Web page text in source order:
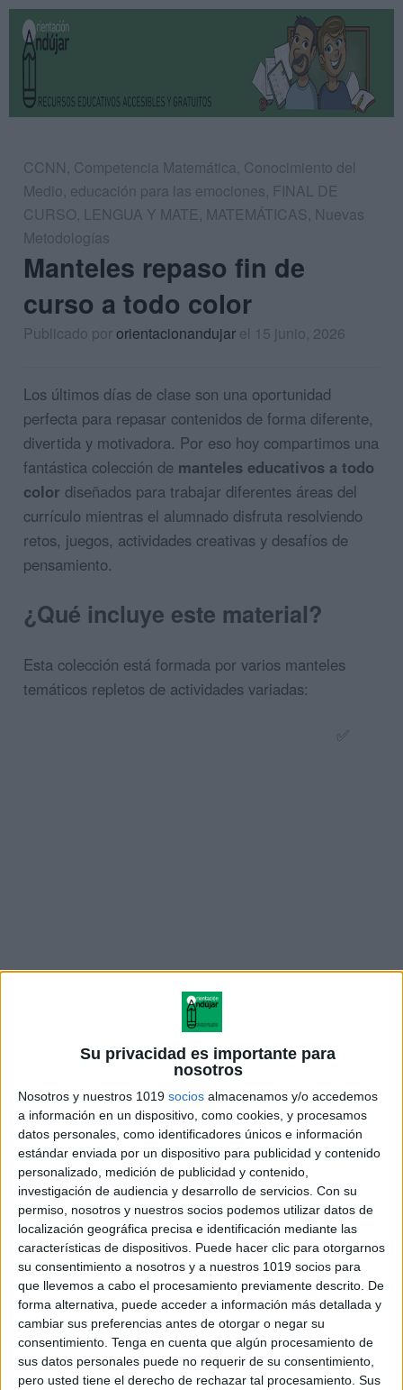
Su privacidad es importante para
nosotros
Nosotros y nuestros 1019 socios almacenamos y/o accedemos
a información en un dispositivo, como cookies, y procesamos
datos personales, como identificadores únicos e información
estándar enviada por un dispositivo para publicidad y contenido
personalizado, medición de publicidad y contenido,
investigación de audiencia y desarrollo de servicios. Con su
permiso, nosotros y nuestros socios podemos utilizar datos de
localización geográfica precisa e identificación mediante las
características de dispositivos. Puede hacer clic para otorgarnos
su consentimiento a nosotros y a nuestros 1019 socios para
que llevemos a cabo el procesamiento previamente descrito. De
forma alternativa, puede acceder a información más detallada y
cambiar sus preferencias antes de otorgar o negar su
consentimiento. Tenga en cuenta que algún procesamiento de
sus datos personales puede no requerir de su consentimiento,
pero usted tiene el derecho de rechazar tal procesamiento. Sus
CCNN, Competencia Matemática, Conocimiento del
Medio, educación para las emociones, FINAL DE
CURSO, LENGUA Y MATE, MATEMÁTICAS, Nuevas
Metodologías
Manteles repaso fin de
curso a todo color
Publicado pororientacionandujar el 15 junio, 2026
Los últimos días de clase son una oportunidad
perfecta para repasar contenidos de forma diferente,
divertida y motivadora. Por eso hoy compartimos una
fantástica colección de manteles educativos a todo
color diseñados para trabajar diferentes áreas del
currículo mientras el alumnado disfruta resolviendo
retos, juegos, actividades creativas y desafíos de
pensamiento.
¿Qué incluye este material?
Esta colección está formada por varios manteles
temáticos repletos de actividades variadas:
✅
Detectives Matemáticos: lógica, cálculo,
secuencias, enigmas, medidas y resolución de
problemas.
✅Conocimiento del Medio: animales, ecosistemas,
plantas, tiempo atmosférico, hábitats y naturaleza.
✅Exploradores del Mundo: clasificación de
animales, observación, búsqueda de elementos y
retos científicos.
✅Lengua en Acción: gramática, vocabulario,
comprensión lectora, ortografía y escritura creativa.
✅Viajeros de las Palabras: sinónimos, antónimos,
sílabas, comunicación y expresión escrita.